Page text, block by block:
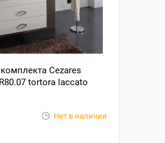
Cezares
tortora laccato
Нет в наличии